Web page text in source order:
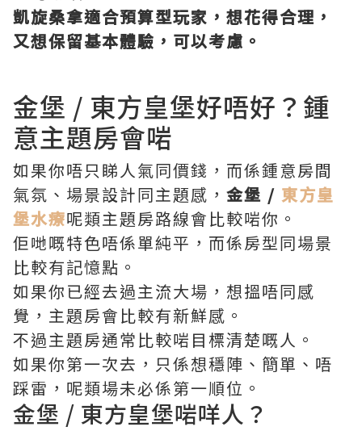
凱旋桑拿適合預算型玩家，想花得合理，
又想保留基本體驗，可以考慮。
金堡 / 東方皇堡好唔好？鍾
意主題房會啱
如果你唔只睇人氣同價錢，而係鍾意房間
氣氛、場景設計同主題感， 金堡 / 東方皇
堡水療呢類主題房路線會比較啱你。
佢哋嘅特色唔係單純平，而係房型同場景
比較有記憶點。
如果你已經去過主流大場，想搵唔同感
覺，主題房會比較有新鮮感。
不過主題房通常比較啱目標清楚嘅人。
如果你第一次去，只係想穩陣、簡單、唔
踩雷，呢類場未必係第一順位。
金堡 / 東方皇堡啱咩人？